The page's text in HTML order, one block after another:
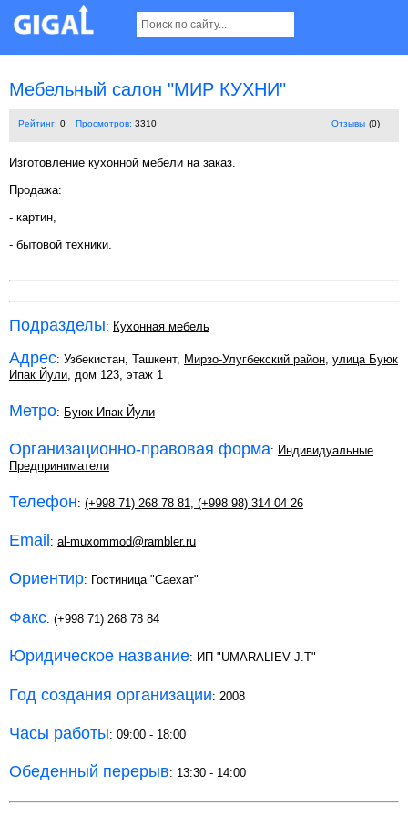
Мебельный салон "МИР КУХНИ"
Рейтинг: 0 Просмотров: 3310 Отзывы (0)
Изготовление кухонной мебели на заказ.
Продажа:
- картин,
- бытовой техники.
Подразделы: Кухонная мебель
Адрес: Узбекистан, Ташкент, Мирзо-Улугбекский район, улица Буюк
Ипак Йули, дом 123, этаж 1
Метро: Буюк Ипак Йули
Организационно-правовая форма: Индивидуальные
Предприниматели
Телефон: (+998 71) 268 78 81 (+998 98) 314 04 26
Email : al-muxommod@rambler.ru
Ориентир: Гостиница "Саехат"
Факс: (+998 71) 268 78 84
Юридическое название: ИП "UMARALIEV J.T"
Год создания организации: 2008
Часы работы: 09:00 - 18:00
Обеденный перерыв: 13:30 - 14:00